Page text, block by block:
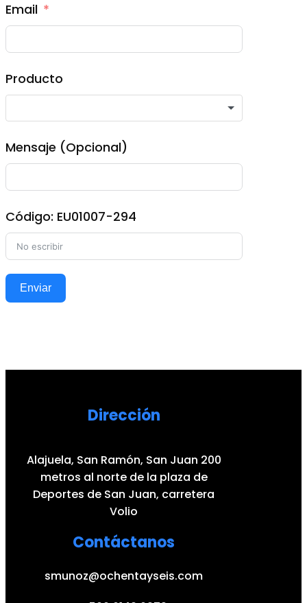
Email
Producto
Mensaje (Opcional)
Código: EU01007-294
Enviar
Dirección
Alajuela, San Ramón, San Juan 200
metros al norte de la plaza de
Deportes de San Juan, carretera
Volio
Contáctanos
smunoz@ochentayseis.com